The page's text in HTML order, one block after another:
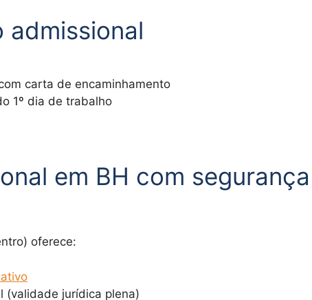
admissional
carta de encaminhamento
1º dia de trabalho
em BH com segurança
oferece:
(validade jurídica plena)